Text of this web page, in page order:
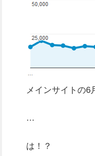
メインサイトの6
…
は！？